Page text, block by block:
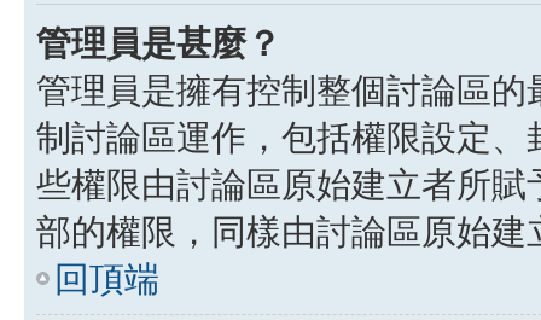
管理員是甚麼？
管理員是擁有控制整個討論區
制討論區運作，包括權限設定
些權限由討論區原始建立者所
部的權限，同樣由討論區原始建
回頂端